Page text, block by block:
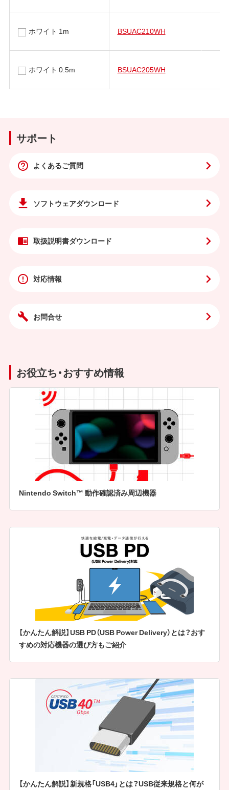
ホワイト 1m BSUAC210WH
ホワイト 0.5m BSUAC205WH
サポート
よくあるご質問
ソフトウェアダウンロード
取扱説明書ダウンロード
対応情報
お問合せ
お役立ち・おすすめ情報
Nintendo Switch™ 動作確認済み周辺機器
【かんたん解説】USB PD（USB Power Delivery）とは？おす
すめの対応機器の選び方もご紹介
【かんたん解説】新規格「USB4」とは？USB従来規格と何が